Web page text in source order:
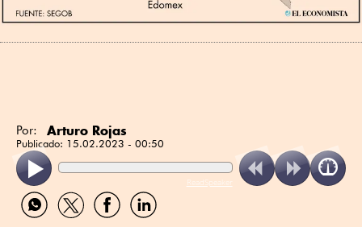
Por: Arturo Rojas
Publicado: 15.02.2023 - 00:50
ReadSpeaker
Compartir
por
Compartir
por
Compartir
por
Compartir
por